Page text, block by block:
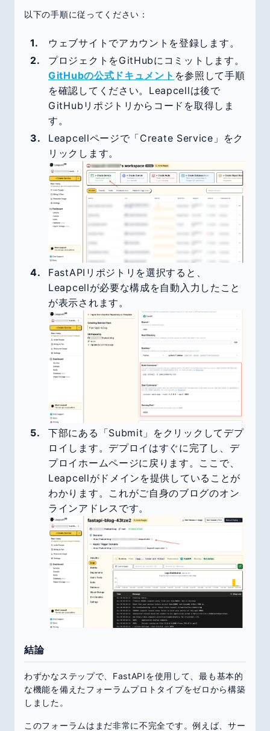
以下の手順に従ってください：
ウェブサイトでアカウントを登録します。
プロジェクトをGitHubにコミットします。
GitHubの公式ドキュメント を参照して手順
を確認してください。Leapcellは後で
GitHubリポジトリからコードを取得しま
す。
Leapcellページで「Create Service」をク
リックします。
FastAPIリポジトリを選択すると、
Leapcellが必要な構成を自動入力したこと
が表示されます。
下部にある「Submit」をクリックしてデプ
ロイします。デプロイはすぐに完了し、デ
プロイホームページに戻ります。ここで、
Leapcellがドメインを提供していることが
わかります。これがご自身のブログのオン
ラインアドレスです。
結論
わずかなステップで、FastAPIを使用して、最も基本的
な機能を備えたフォーラムプロトタイプをゼロから構築
しました。
このフォーラムはまだ非常に不完全です。例えば、サー